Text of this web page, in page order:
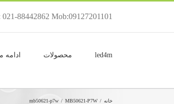
021-88442862 Mob:09127201101
led4m محصولات
خانه /
MB50621-P7W
/
mb50621-p7w